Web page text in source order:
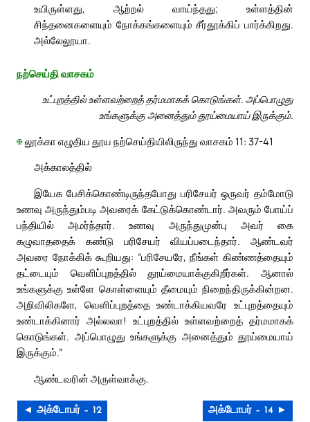
உயிருள்ளது, ஆற்றல் வாய்ந்தது; உள்ளத்தின்
சிந்தனைகளையும் நோக்கங்களையும் சீர்தூக்கிப் பார்க்கிறது.
அல்லேலூயா.
நற்செய்தி வாசகம்
உட்புறத்தில் உள்ளவற்றைத் தர்மமாகக் கொடுங்கள். அப்பொழுது
உங்களுக்கு அனைத்தும் தூய்மையாய் இருக்கும்.
✠லூக்கா எழுதிய தூய நற்செய்தியிலிருந்து வாசகம் 11: 37-41
அக்காலத்தில்
இயேசு பேசிக்கொண்டிருந்தபோது பரிசேயர் ஒருவர் தம்மோடு
உணவு அருந்தும்படி அவரைக் கேட்டுக்கொண்டார். அவரும் போய்ப்
பந்தியில் அமர்ந்தார். உணவு அருந்துமுன்பு அவர் கை
கழுவாததைக் கண்டு பரிசேயர் வியப்படைந்தார். ஆண்டவர்
அவரை நோக்கிக் கூறியது: “பரிசேயரே, நீங்கள் கிண்ணத்தையும்
தட்டையும் வெளிப்புறத்தில் தூய்மையாக்குகிறீர்கள். ஆனால்
உங்களுக்கு உள்ளே கொள்ளையும் தீமையும் நிறைந்திருக்கின்றன.
அறிவிலிகளே, வெளிப்புறத்தை உண்டாக்கியவரே உட்புறத்தையும்
உண்டாக்கினார் அல்லவா! உட்புறத்தில் உள்ளவற்றைத் தர்மமாகக்
கொடுங்கள். அப்பொழுது உங்களுக்கு அனைத்தும் தூய்மையாய்
இருக்கும்.”
ஆண்டவரின் அருள்வாக்கு.
◄ அக்டோபர் – 12 அக்டோபர் – 14 ►